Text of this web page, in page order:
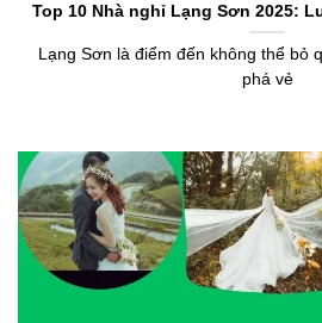
Top 10 Nhà nghỉ Lạng Sơn 2025:
Lạng Sơn là điểm đến không thể bỏ
phá vẻ